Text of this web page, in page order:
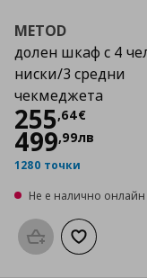
METOD
долен шкаф с 4
ниски/3 средни
чекмеджета
255,64€
Цена
499,99лв
1280 точки
Не е налично онлайн
Προσθήκη στο καλάθι
Добави